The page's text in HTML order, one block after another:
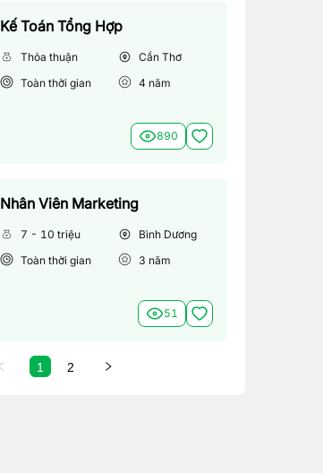
Kế Toán Tổng Hợp
Thỏa thuận
Cần Thơ
Toàn thời gian
4 năm
890
Nhân Viên Marketing
7 - 10 triệu
Bình Dương
Toàn thời gian
3 năm
51
1 2